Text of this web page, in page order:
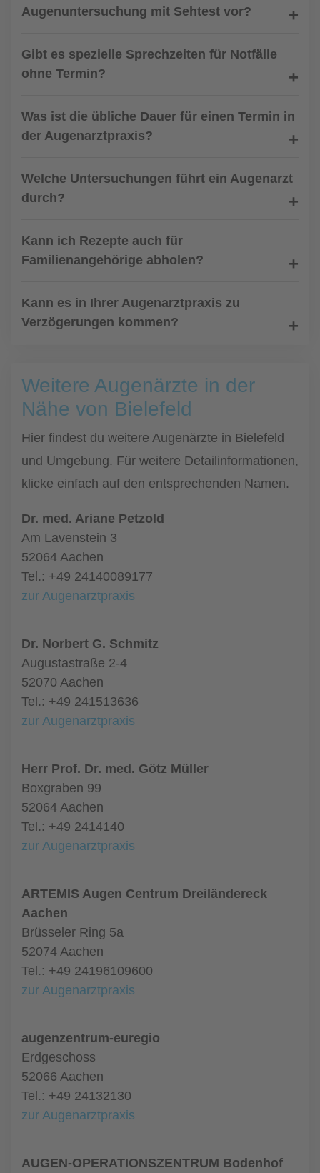
Augenuntersuchung mit Sehtest vor?
Gibt es spezielle Sprechzeiten für Notfälle
ohne Termin?
Was ist die übliche Dauer für einen Termin in
der Augenarztpraxis?
Welche Untersuchungen führt ein Augenarzt
durch?
Kann ich Rezepte auch für
Familienangehörige abholen?
Kann es in Ihrer Augenarztpraxis zu
Verzögerungen kommen?
Weitere Augenärzte in der
Nähe von Bielefeld
Hier findest du weitere Augenärzte in Bielefeld
und Umgebung. Für weitere Detailinformationen,
klicke einfach auf den entsprechenden Namen.
Dr. med. Ariane Petzold
Am Lavenstein 3
52064 Aachen
Tel.: +49 24140089177
zur Augenarztpraxis
Dr. Norbert G. Schmitz
Augustastraße 2-4
52070 Aachen
Tel.: +49 241513636
zur Augenarztpraxis
Herr Prof. Dr. med. Götz Müller
Boxgraben 99
52064 Aachen
Tel.: +49 2414140
zur Augenarztpraxis
ARTEMIS Augen Centrum Dreiländereck
Aachen
Brüsseler Ring 5a
52074 Aachen
Tel.: +49 24196109600
zur Augenarztpraxis
augenzentrum-euregio
Erdgeschoss
52066 Aachen
Tel.: +49 24132130
zur Augenarztpraxis
AUGEN-OPERATIONSZENTRUM Bodenhof